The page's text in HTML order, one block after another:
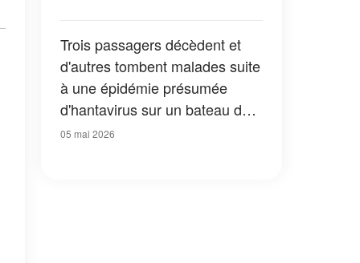
Trois passagers décèdent et
d'autres tombent malades suite
à une épidémie présumée
d'hantavirus sur un bateau de
croisière
05 mai 2026